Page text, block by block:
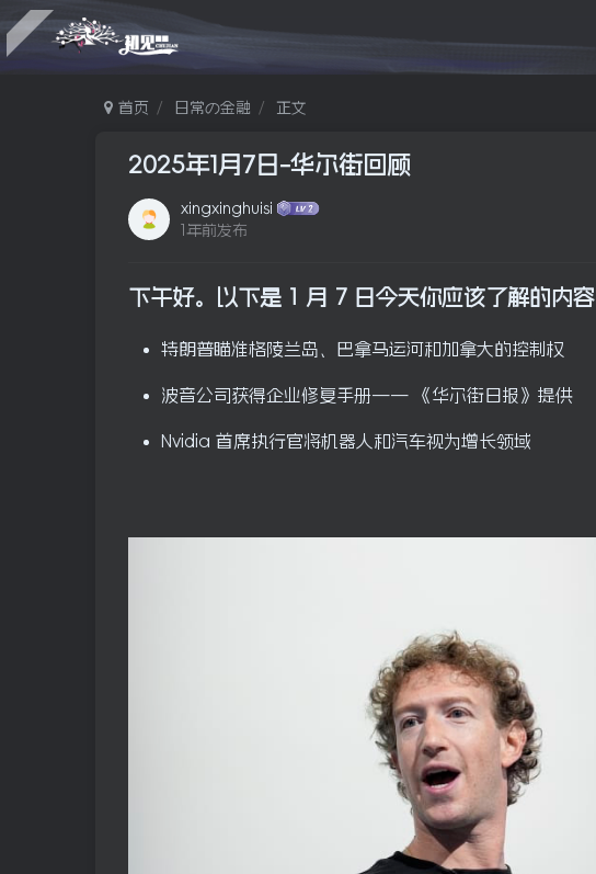
首页 日常の金融 正文
2025年1月7日-华尔街回顾
xingxinghuisi
1年前发布
下午好。以下是 1 月 7 日今天你应该了解的内容
特朗普瞄准格陵兰岛、巴拿马运河和加拿大的控制权
波音公司获得企业修复手册—— 《华尔街日报》提供
Nvidia 首席执行官将机器人和汽车视为增长领域